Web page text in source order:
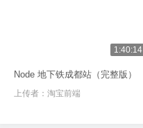
1:40:14
Node 地下铁成都站（完整版）
上传者： 淘宝前端